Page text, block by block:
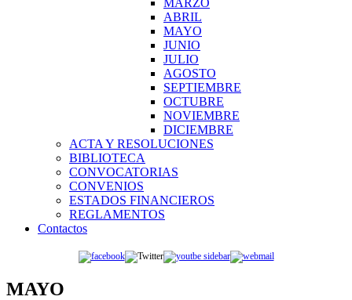
MARZO
ABRIL
MAYO
JUNIO
JULIO
AGOSTO
SEPTIEMBRE
OCTUBRE
NOVIEMBRE
DICIEMBRE
ACTA Y RESOLUCIONES
BIBLIOTECA
CONVOCATORIAS
CONVENIOS
ESTADOS FINANCIEROS
REGLAMENTOS
Contactos
MAYO